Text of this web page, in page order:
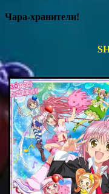
Чара-хранители!